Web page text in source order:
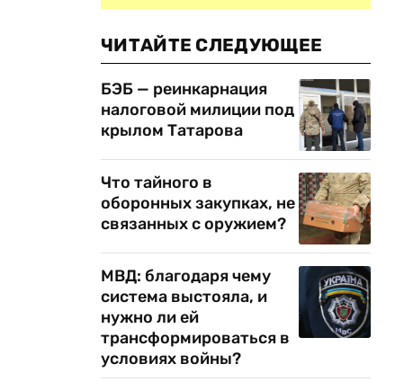
ЧИТАЙТЕ СЛЕДУЮЩЕЕ
БЭБ — реинкарнация
налоговой милиции под
крылом Татарова
Что тайного в
оборонных закупках, не
связанных с оружием?
МВД: благодаря чему
система выстояла, и
нужно ли ей
трансформироваться в
условиях войны?